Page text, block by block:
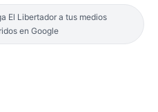
El Libertador a tus medios
en Google